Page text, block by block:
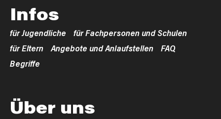
Infos
für Jugendliche
für Fachpersonen und Schulen
für Eltern
Angebote und Anlaufstellen
FAQ
Begriffe
Über uns